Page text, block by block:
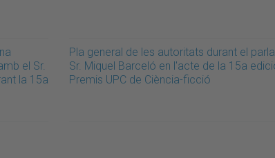
el Sr.
la 15a
Pla general de les autoritats durant el
Sr. Miquel Barceló en l'acte de la 15a
Premis UPC de Ciència-ficció